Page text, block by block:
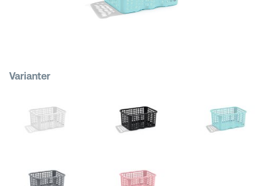
Kundkorgar
Varianter